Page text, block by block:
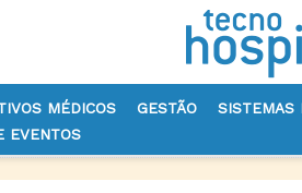
MÉDICOS GESTÃO SISTEMAS
EVENTOS